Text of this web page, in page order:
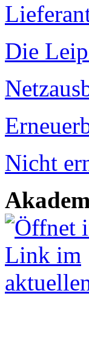
Die
Nicht